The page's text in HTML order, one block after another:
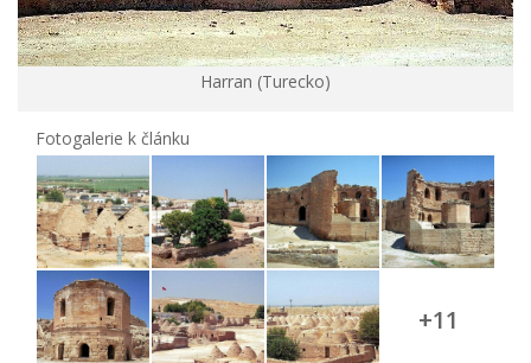
Harran (Turecko)
Fotogalerie k článku
+11